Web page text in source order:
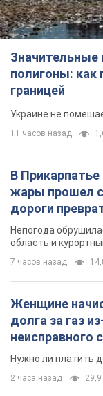
полигоны: как
границей
Украине не
11 часов назад
В
жары прошел
дороги
Непогода
область и
7 часов назад
Женщине
долга за газ
неисправного
вынес
Нужно ли платить
2 часа назад 29,9